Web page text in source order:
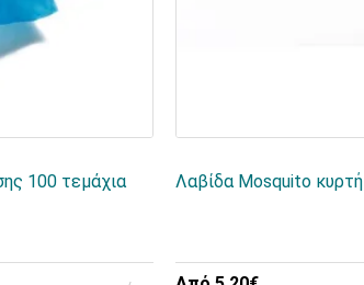
100 τεμάχια
Λαβίδα Mosquito κυρτή